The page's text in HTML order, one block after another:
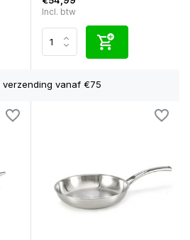
Incl. btw
Niet goed?Geld terug!